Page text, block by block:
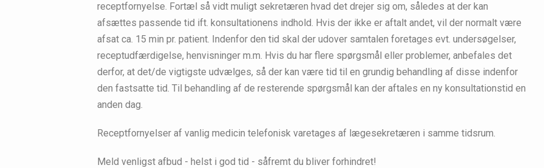
receptfornyelse. Fortæl så vidt muligt sekretæren hvad det drejer sig om, således at der kan
afsættes passende tid ift. konsultationens indhold. Hvis der ikke er aftalt andet, vil der normalt være
afsat ca. 15 min pr. patient. Indenfor den tid skal der udover samtalen foretages evt. undersøgelser,
receptudfærdigelse, henvisninger m.m. Hvis du har flere spørgsmål eller problemer, anbefales det
derfor, at det/de vigtigste udvælges, så der kan være tid til en grundig behandling af disse indenfor
den fastsatte tid. Til behandling af de resterende spørgsmål kan der aftales en ny konsultationstid en
anden dag.
Receptfornyelser af vanlig medicin telefonisk varetages af lægesekretæren i samme tidsrum.
Meld venligst afbud - helst i god tid - såfremt du bliver forhindret!